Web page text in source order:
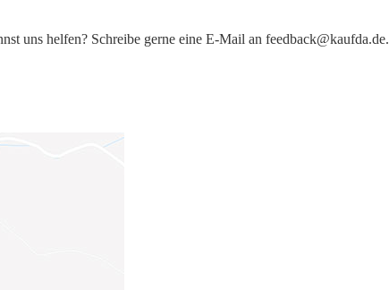
uns helfen? Schreibe gerne eine E-Mail an feedback@kaufda.de.